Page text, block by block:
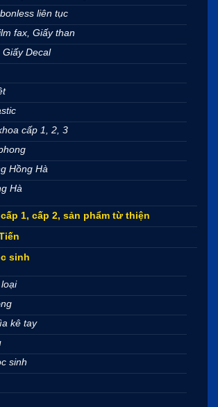
liên tục
fax, Giấy than
Giấy Decal
cấp 1, 2, 3
Hồng Hà
Hà
1, cấp 2, sản phẩm từ thiện
sinh
kê tay
sinh